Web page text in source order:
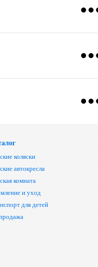
коляски
автокресла
комната
и уход
для детей